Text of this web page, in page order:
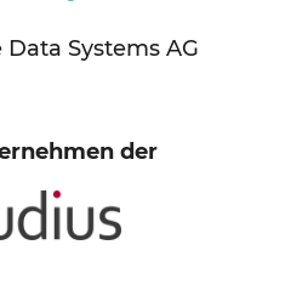
Systems AG
der